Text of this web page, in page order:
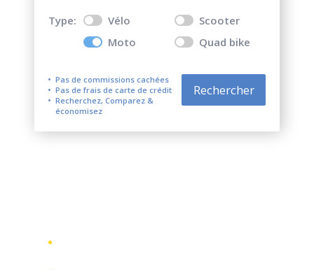
Type: Vélo
Scooter
Moto
Quad bike
Pas de commissions cachées
Pas de frais de carte de crédit
Recherchez, Comparez &
économisez
Rechercher